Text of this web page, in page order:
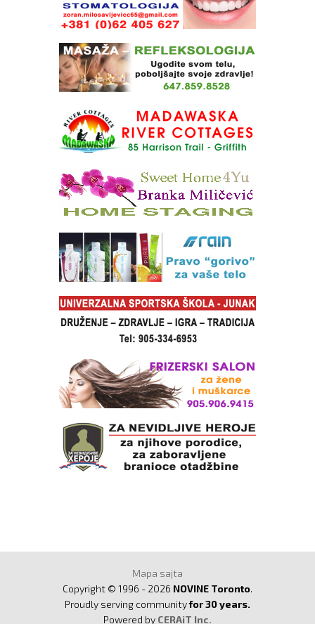
Mapa sajta
Copyright © 1996 - 2026 NOVINE Toronto.
Proudly serving communityfor 30 years.
Powered by CERAiT Inc.